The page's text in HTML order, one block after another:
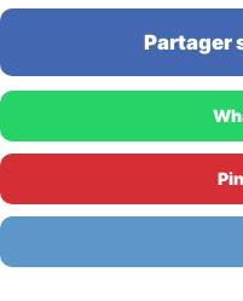
Partager